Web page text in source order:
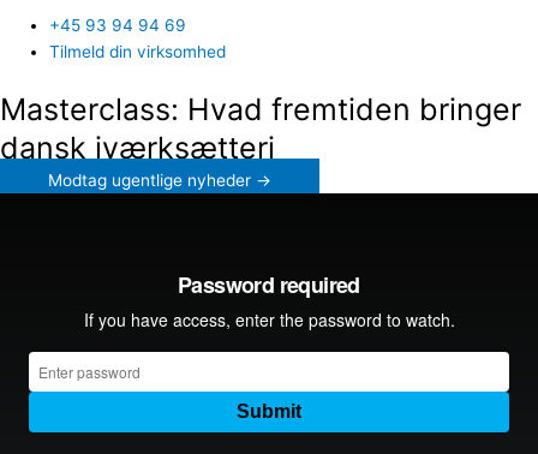
+45 93 94 94 69
Tilmeld din virksomhed
Masterclass: Hvad fremtiden bringer
dansk iværksætteri
Modtag ugentlige nyheder →